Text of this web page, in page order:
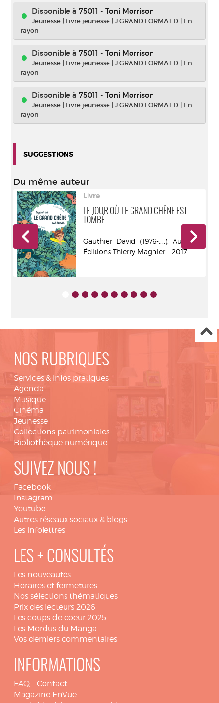
Disponible à 75011 - Toni Morrison
Jeunesse | Livre jeunesse |J GRAND FORMAT D | En
rayon
Disponible à 75011 - Toni Morrison
Jeunesse | Livre jeunesse |J GRAND FORMAT D | En
rayon
Disponible à 75011 - Toni Morrison
Jeunesse | Livre jeunesse |J GRAND FORMAT D | En
rayon
SUGGESTIONS
Du même auteur
Livre
LE JOUR OÙ LE GRAND CHÊNE EST
TOMBÉ
Gauthier David (1976-....). Auteur -
Éditions Thierry Magnier - 2017
NOS RUBRIQUES
Services & infos pratiques
Agenda
Musique
Cinéma
Jeunesse
Collections patrimoniales
Bibliothèque numérique
SUIVEZ NOUS !
Facebook
Instagram
Youtube
Autres réseaux sociaux & blogs
Les infolettres
LES + CONSULTÉS
Les nouveautés
Horaires et fermetures
Nos sélections thématiques
Prix des lecteurs 2026
Les coups de coeur 2025
Les Mordus du Manga
Vos derniers commentaires
INFORMATIONS
FAQ - Contact
Magazine EnVue